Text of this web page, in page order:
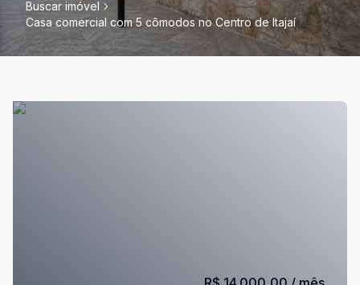
Buscar imóvel
Casa comercial com 5 cômodos no Centro de Itajaí